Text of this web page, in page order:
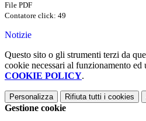
File PDF
Contatore click: 49
Notizie
Questo sito o gli strumenti terzi da
cookie necessari al funzionamento
COOKIE POLICY.
Personalizza Rifiuta tutti i cookies
Gestione cookie